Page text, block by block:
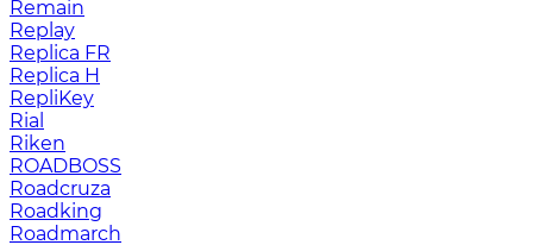
Remain
Replay
Replica FR
Replica H
RepliKey
Rial
Riken
ROADBOSS
Roadcruza
Roadking
Roadmarch